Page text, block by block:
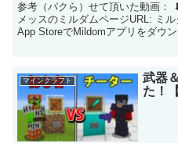
参考（パクら）せて頂いた動画：
メッスのミルダムページURL: ミ
App StoreでMildomアプリをダウ
マインクラフト
武器
た！